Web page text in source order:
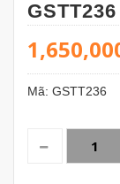
GSTT236
Mã: GSTT236